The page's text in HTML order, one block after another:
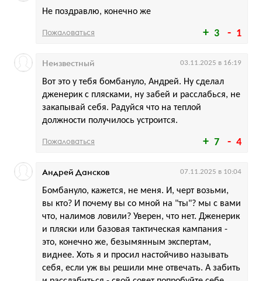
3 1
Не поздравлю, конечно же
Пожаловаться
7 4
Вот это у тебя бомбануло, Андрей. Ну сделал
дженерик с плясками, ну забей и расслабься, не
закапывай себя. Радуйся что на теплой
должности получилось устроится.
Неизвестный 03.11.2025 в 16:19
Пожаловаться
Бомбануло, кажется, не меня. И, черт возьми,
вы кто? И почему вы со мной на "ты"? мы с вами
что, налимов ловили? Уверен, что нет. Дженерик
и пляски или базовая тактическая кампания -
это, конечно же, безымянным экспертам,
виднее. Хоть я и просил настойчиво называть
себя, если уж вы решили мне отвечать. А забить
Андрей Дансков 07.11.2025 в 10:04